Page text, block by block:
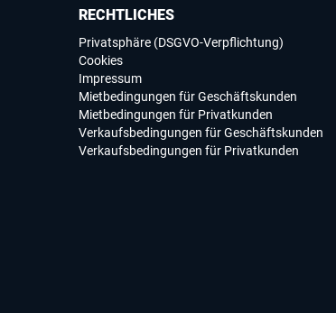
RECHTLICHES
Privatsphäre (DSGVO-Verpflichtung)
Cookies
Impressum
Mietbedingungen für Geschäftskunden
Mietbedingungen für Privatkunden
Verkaufsbedingungen für Geschäftskunden
Verkaufsbedingungen für Privatkunden